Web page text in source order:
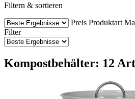
Filtern & sortieren
Preis Produktart
Filter
Kompostbehälter: 12